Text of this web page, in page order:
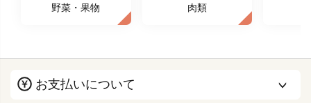
野菜・果物 肉類
お支払いについて